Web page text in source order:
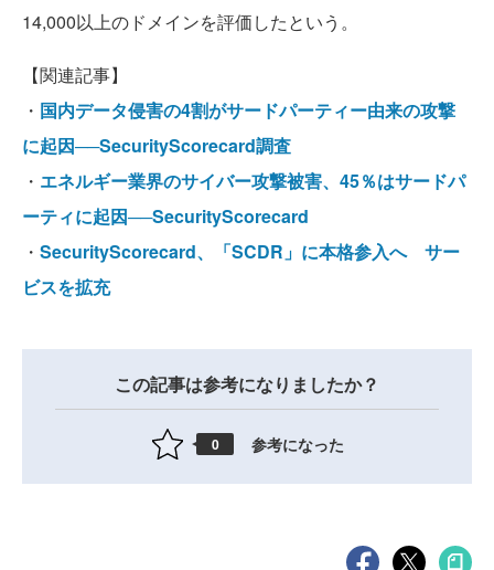
14,000以上のドメインを評価したという。
【関連記事】
・ 国内データ侵害の4割がサードパーティー由来の攻撃
に起因──SecurityScorecard調査
・ エネルギー業界のサイバー攻撃被害、45％はサードパ
ーティに起因──SecurityScorecard
・ SecurityScorecard、「SCDR」に本格参入へ サー
ビスを拡充
この記事は参考になりましたか？
0 参考になった